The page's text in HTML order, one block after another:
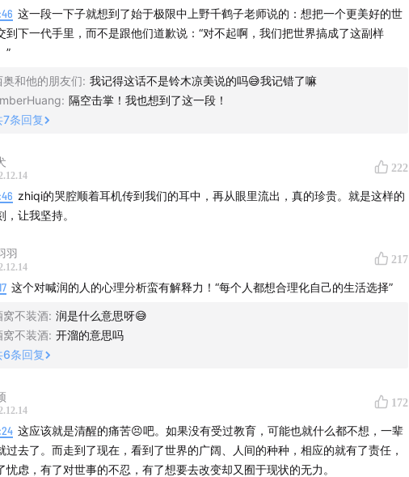
这一段一下子就想到了始于极限中上野千鹤子老师说的：想把一个更美好的世
到下一代手里，而不是跟他们道歉说：“对不起啊，我们把世界搞成了这副样
”
奥和他的朋友们: 我记得这话不是铃木凉美说的吗😅我记错了嘛
: 隔空击掌！我也想到了这一段！
7条回复
222
zhiqi的哭腔顺着耳机传到我们的耳中，再从眼里流出，真的珍贵。就是这样的
，让我坚持。
羽 217
这个对喊润的人的心理分析蛮有解释力！“每个人都想合理化自己的生活选择”
窝不装酒: 润是什么意思呀😅
窝不装酒: 开溜的意思吗
6条回复
172
这应该就是清醒的痛苦😣吧。如果没有受过教育，可能也就什么都不想，一辈
过去了。而走到了现在，看到了世界的广阔、人间的种种，相应的就有了责任，
忧虑，有了对世事的不忍，有了想要去改变却又囿于现状的无力。